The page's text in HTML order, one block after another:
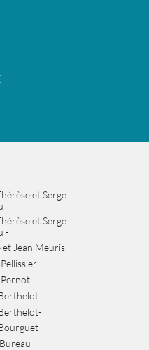
et Serge
et Serge
-
et Jean Meuris